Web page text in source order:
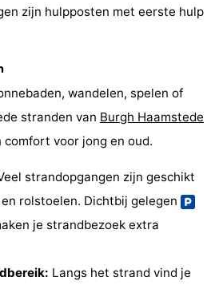
zijn hulpposten met eerste hulp
wandelen, spelen of
stranden van Burgh Haamstede
voor jong en oud.
strandopgangen zijn geschikt
rolstoelen. Dichtbij gelegen
je strandbezoek extra
Langs het strand vind je